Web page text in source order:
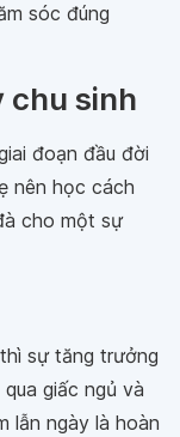
sóc đúng
chu sinh
đoạn đầu đời
nên học cách
cho một sự
sự tăng trưởng
giấc ngủ và
lẫn ngày là hoàn